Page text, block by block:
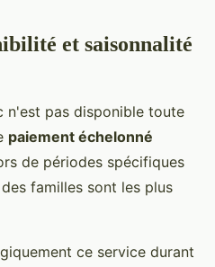
et saisonnalité
n'est pas disponible toute
paiement échelonné
de périodes spécifiques
familles sont les plus
ce service durant